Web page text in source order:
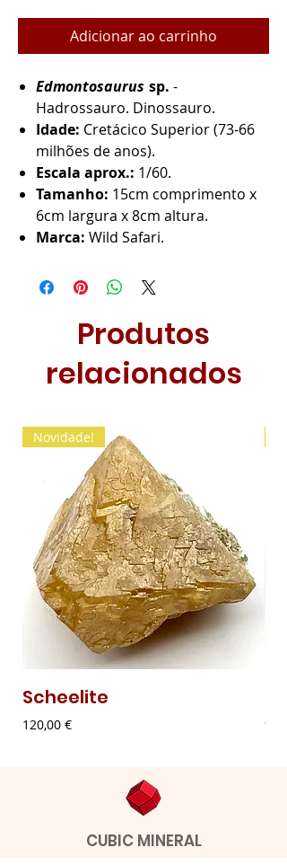
Adicionar ao carrinho
Edmontosaurus sp. -
Hadrossauro. Dinossauro.
Idade: Cretácico Superior (73-66
milhões de anos).
Escala aprox.: 1/60.
Tamanho: 15cm comprimento x
6cm largura x 8cm altura.
Marca: Wild Safari.
Produtos
relacionados
Novidade!
Scheelite
Preço
120,00 € 9,00
CUBIC MINERAL